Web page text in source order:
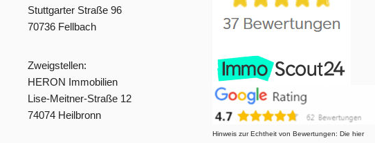
Stuttgarter Straße 96
70736 Fellbach
Zweigstellen:
HERON Immobilien
Lise-Meitner-Straße 12
74074 Heilbronn
Hinweis zur Echtheit von Bewertungen: Die hier